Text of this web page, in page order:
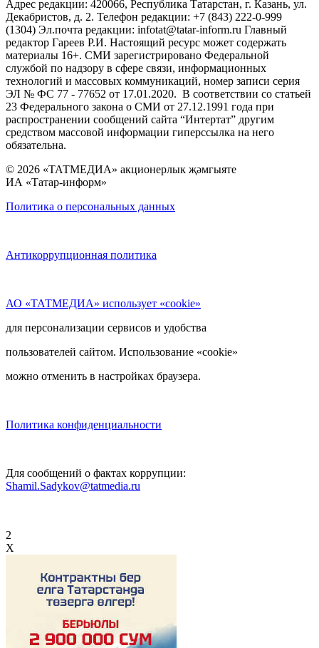
Адрес редакции: 420066, Республика Татарстан, г. Казань, ул.
Декабристов, д. 2. Телефон редакции: +7 (843) 222-0-999
(1304) Эл.почта редакции: infotat@tatar-inform.ru Главный
редактор Гареев Р.И. Настоящий ресурс может содержать
материалы 16+. СМИ зарегистрировано Федеральной
службой по надзору в сфере связи, информационных
технологий и массовых коммуникаций, номер записи серия
ЭЛ № ФС 77 - 77652 от 17.01.2020. В соответствии со статьей
23 Федерального закона о СМИ от 27.12.1991 года при
распространении сообщений сайта “Интертат” другим
средством массовой информации гиперссылка на него
обязательна.
© 2026 «ТАТМЕДИА» акционерлык җәмгыяте
ИА «Татар-информ»
Политика о персональных данных
Антикоррупционная политика
АО «ТАТМЕДИА» использует «cookie»
для персонализации сервисов и удобства
пользователей сайтом. Использование «cookie»
можно отменить в настройках браузера.
Политика конфиденциальности
Для сообщений о фактах коррупции:
Shamil.Sadykov@tatmedia.ru
2
X